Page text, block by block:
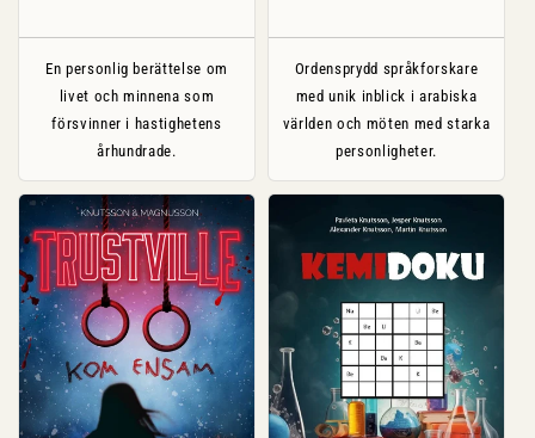
En personlig berättelse om
livet och minnena som
försvinner i hastighetens
århundrade.
Ordensprydd språkforskare
med unik inblick i arabiska
världen och möten med starka
personligheter.